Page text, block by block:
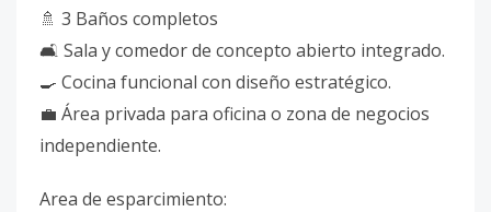
🚿 3 Baños completos
🛋️ Sala y comedor de concepto abierto integrado.
🍳 Cocina funcional con diseño estratégico.
💼 Área privada para oficina o zona de negocios
independiente.
Area de esparcimiento: